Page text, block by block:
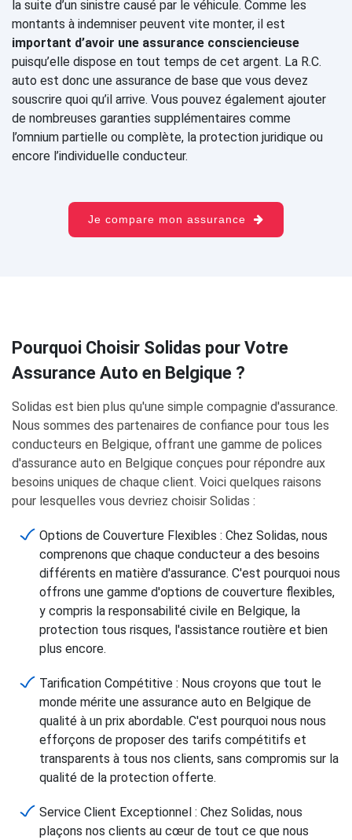
la suite d’un sinistre causé par le véhicule. Comme les
montants à indemniser peuvent vite monter, il est
important d’avoir une assurance consciencieuse
puisqu’elle dispose en tout temps de cet argent. La R.C.
auto est donc une assurance de base que vous devez
souscrire quoi qu’il arrive. Vous pouvez également ajouter
de nombreuses garanties supplémentaires comme
l’omnium partielle ou complète, la protection juridique ou
encore l’individuelle conducteur.
Je compare mon assurance
Pourquoi Choisir Solidas pour Votre
Assurance Auto en Belgique ?
Solidas est bien plus qu'une simple compagnie d'assurance.
Nous sommes des partenaires de confiance pour tous les
conducteurs en Belgique, offrant une gamme de polices
d'assurance auto en Belgique conçues pour répondre aux
besoins uniques de chaque client. Voici quelques raisons
pour lesquelles vous devriez choisir Solidas :
Options de Couverture Flexibles : Chez Solidas, nous
comprenons que chaque conducteur a des besoins
différents en matière d'assurance. C'est pourquoi nous
offrons une gamme d'options de couverture flexibles,
y compris la responsabilité civile en Belgique, la
protection tous risques, l'assistance routière et bien
plus encore.
Tarification Compétitive : Nous croyons que tout le
monde mérite une assurance auto en Belgique de
qualité à un prix abordable. C'est pourquoi nous nous
efforçons de proposer des tarifs compétitifs et
transparents à tous nos clients, sans compromis sur la
qualité de la protection offerte.
Service Client Exceptionnel : Chez Solidas, nous
plaçons nos clients au cœur de tout ce que nous